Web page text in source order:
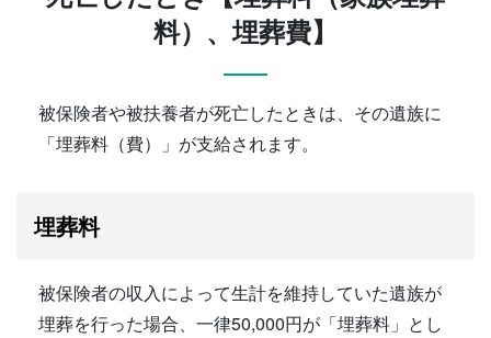
料）、埋葬費】
被保険者や被扶養者が死亡したときは、その遺族に
「埋葬料（費）」が支給されます。
埋葬料
被保険者の収入によって生計を維持していた遺族が
埋葬を行った場合、一律50,000円が「埋葬料」とし